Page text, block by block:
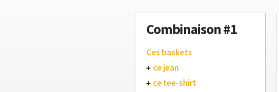
Combinaison #1
Ces baskets
ce jean
ce tee-shirt